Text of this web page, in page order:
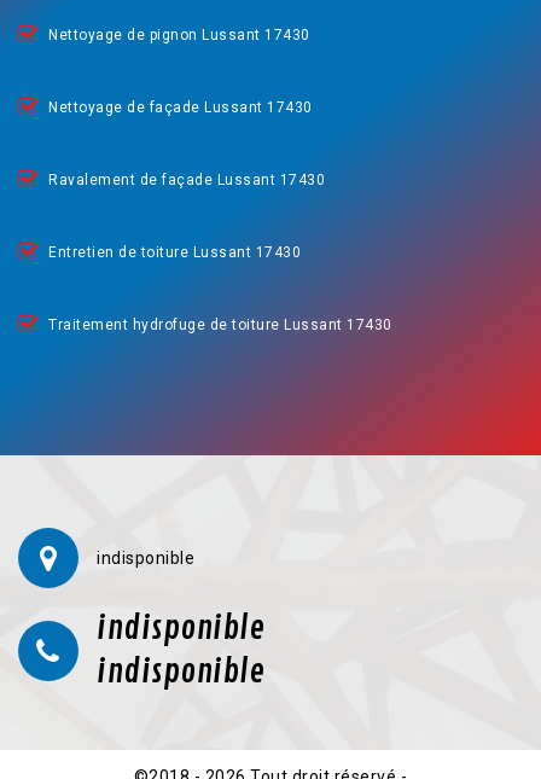
Nettoyage de pignon Lussant 17430
Nettoyage de façade Lussant 17430
Ravalement de façade Lussant 17430
Entretien de toiture Lussant 17430
Traitement hydrofuge de toiture Lussant 17430
indisponible
indisponible
indisponible